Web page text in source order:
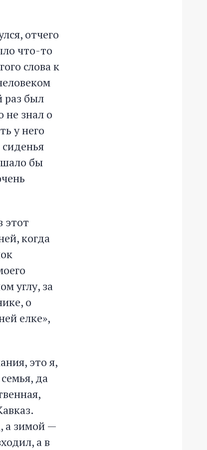
отчего
что-то
слова к
раз был
не знал о
у него
бы
этот
когда
углу, за
о
елке»,
это я,
да
а зимой —
а в